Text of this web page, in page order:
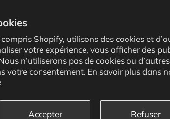
Shopify, utilisons des cookies et
votre expérience, vous afficher des
n’utiliserons pas de cookies ou d’autres
votre consentement. En savoir plus dans
Accepter Refuser
Moyens de paiement acceptés